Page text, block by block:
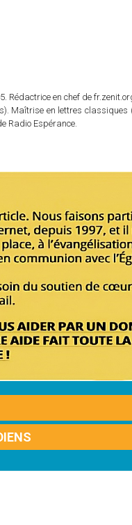
en chef de
Maîtrise en lettres
Radio Espérance.